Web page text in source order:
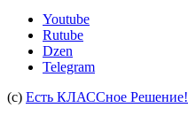
Youtube
Rutube
Dzen
Telegram
(c) Есть КЛАССное Решение!